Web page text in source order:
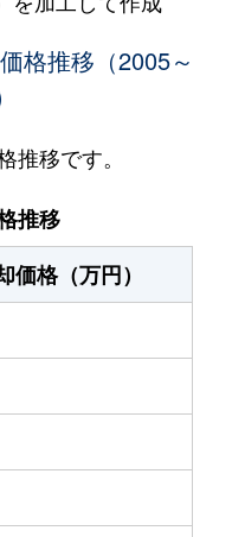
明(東京)
明(東京)
明(東京)
明テニスの森
格推移（2005～
移です。
推移
価格（万円）